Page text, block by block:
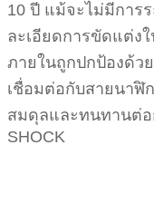
10 ปี แม้จะไม่มีการ
ละเอียดการขัดแต่ง
ภายในถูกปกป้องด้ว
เชื่อมต่อกับสายนาฬิ
สมดุลและทนทานต่อ
SHOCK